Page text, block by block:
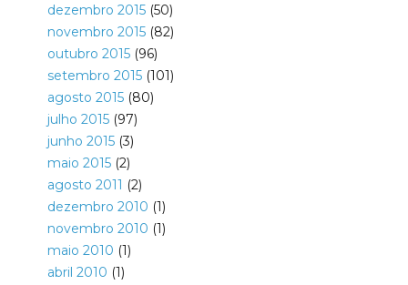
dezembro 2015(50)
novembro 2015(82)
outubro 2015(96)
setembro 2015(101)
agosto 2015(80)
julho 2015(97)
junho 2015(3)
maio 2015(2)
agosto 2011 (2)
dezembro 2010 (1)
novembro 2010 (1)
maio 2010 (1)
abril 2010 (1)